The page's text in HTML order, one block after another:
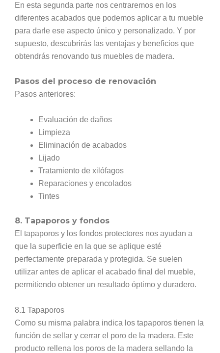
En esta segunda parte nos centraremos en los
diferentes acabados que podemos aplicar a tu mueble
para darle ese aspecto único y personalizado. Y por
supuesto, descubrirás las ventajas y beneficios que
obtendrás renovando tus muebles de madera.
Pasos del proceso de renovación
Pasos anteriores:
Evaluación de daños
Limpieza
Eliminación de acabados
Lijado
Tratamiento de xilófagos
Reparaciones y encolados
Tintes
8. Tapaporos y fondos
El tapaporos y los fondos protectores nos ayudan a
que la superficie en la que se aplique esté
perfectamente preparada y protegida. Se suelen
utilizar antes de aplicar el acabado final del mueble,
permitiendo obtener un resultado óptimo y duradero.
8.1 Tapaporos
Como su misma palabra indica los tapaporos tienen la
función de sellar y cerrar el poro de la madera. Este
producto rellena los poros de la madera sellando la